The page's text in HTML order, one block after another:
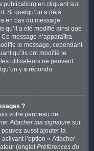
publication) en cliquant sur
Si quelqu’un a déjà
en bas du message
qu’il a été modifié ainsi que
message n’apparaîtra
le message, cependant
qu’ils ont modifié le
utilisateurs ne peuvent
y a répondu.
?
votre panneau de
Attacher ma signature sur
pouvez aussi ajouter la
l’option « Attacher
(ongletPréférences du